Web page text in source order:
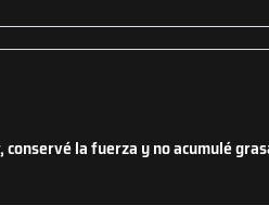
la fuerza y no acumulé